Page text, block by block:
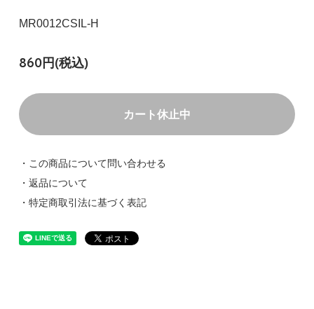
MR0012CSIL-H
860円(税込)
カート休止中
・この商品について問い合わせる
・返品について
・特定商取引法に基づく表記